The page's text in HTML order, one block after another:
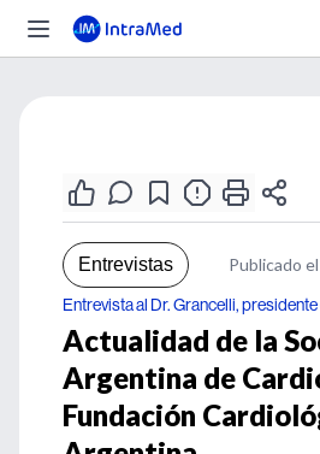
Entrevistas Publicado
Entrevista al Dr. Grancelli,
Actualidad de la
Argentina de
Fundación